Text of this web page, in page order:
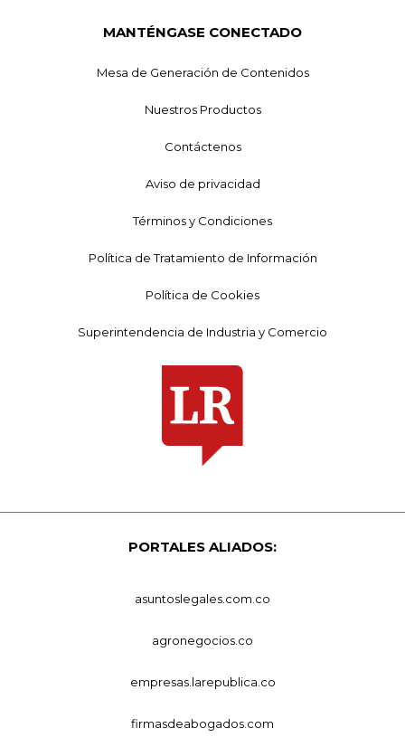
MANTÉNGASE CONECTADO
Mesa de Generación de Contenidos
Nuestros Productos
Contáctenos
Aviso de privacidad
Términos y Condiciones
Política de Tratamiento de Información
Política de Cookies
Superintendencia de Industria y Comercio
PORTALES ALIADOS:
asuntoslegales.com.co
agronegocios.co
empresas.larepublica.co
firmasdeabogados.com